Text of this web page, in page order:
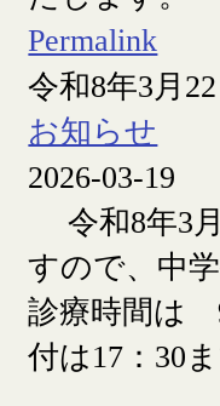
Permalink
令和8年3月
お知らせ
2026-03-19
令和8年3
すので、中
診療時間は
付は17：30